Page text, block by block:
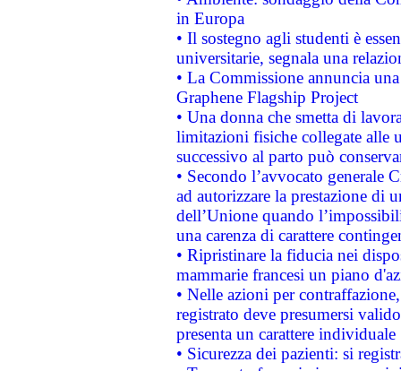
in Europa
• Il sostegno agli studenti è
universitarie, segnala una
• La Commissione annuncia
Graphene Flagship Project
• Una donna che smetta di
limitazioni fisiche collegate alle
successivo al parto può
• Secondo l’avvocato
ad autorizzare la prestazione di
dell’Unione quando
una carenza di carattere
• Ripristinare la fiducia nei
mammarie francesi un piano
• Nelle azioni per
registrato deve presumersi
presenta un carattere individuale
• Sicurezza dei pazienti: si